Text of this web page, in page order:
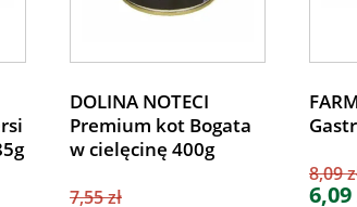
DOLINA NOTECI
Premium kot Bogata
w cielęcinę 400g
7,55 zł
8,09
6,09